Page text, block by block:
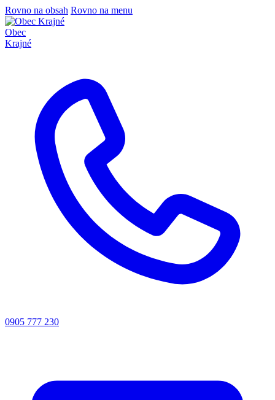
Rovno na obsah Rovno na menu
Obec
Krajné
0905 777 230